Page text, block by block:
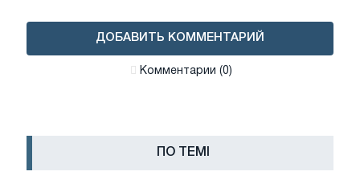
ДОБАВИТЬ КОММЕНТАРИЙ
Комментарии (0)
ПО ТЕМІ